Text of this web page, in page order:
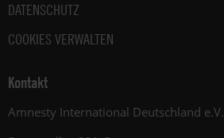
DATENSCHUTZ
COOKIES VERWALTEN
Kontakt
Amnesty International Deutschland e.V.